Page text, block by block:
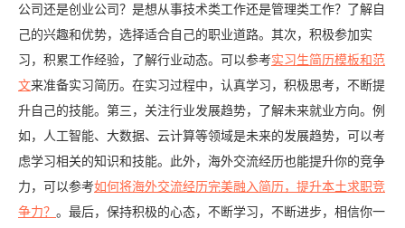
公司还是创业公司？是想从事技术类工作还是管理类工作？了解自
己的兴趣和优势，选择适合自己的职业道路。其次，积极参加实
习，积累工作经验，了解行业动态。可以参考实习生简历模板和范
文来准备实习简历。在实习过程中，认真学习，积极思考，不断提
升自己的技能。第三，关注行业发展趋势，了解未来就业方向。例
如，人工智能、大数据、云计算等领域是未来的发展趋势，可以考
虑学习相关的知识和技能。此外，海外交流经历也能提升你的竞争
力，可以参考如何将海外交流经历完美融入简历，提升本土求职竞
争力？ 。最后，保持积极的心态，不断学习，不断进步，相信你一